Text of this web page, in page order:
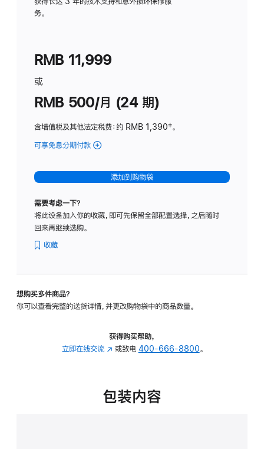
务。
RMB 11,999
或
RMB 500/月 (24 期)
含增值税及其他法定税费：约 RMB 1,390脚
‡。
可享免息分期付款 (Studio
-
标
璃
转
的
添加到购物袋
需要考虑一下？
将此设备加入你的收藏，即可先保留全部配置选择，之后随时
回来再继续选购。
收藏
想购买多件商品？
你可以查看完整的送货详情，并更改购物袋中的商品数量。
获得购买帮助，
立即在线交流 (在
中
或致电 400-666-8800。
包装内容